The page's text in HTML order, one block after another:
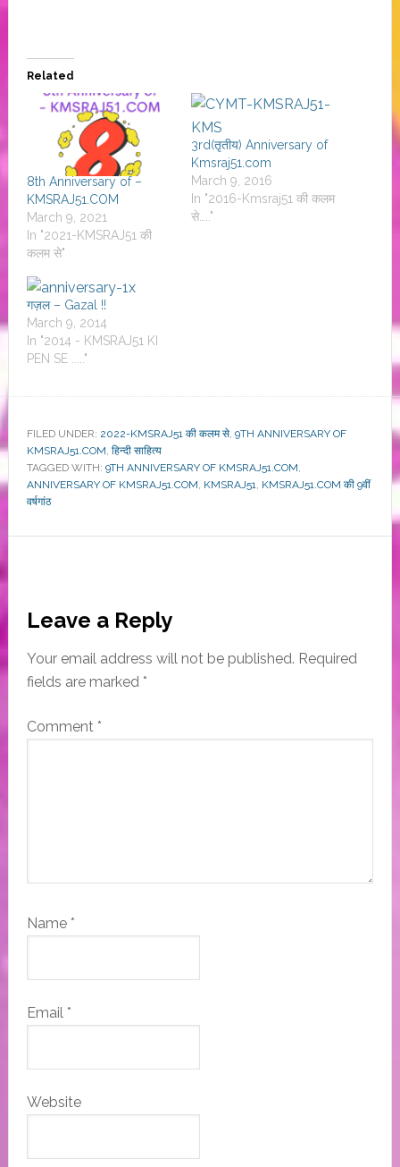
Related
8th Anniversary of –
KMSRAJ51.COM
March 9, 2021
In "2021-KMSRAJ51 की
कलम से"
3rd(तृतीय) Anniversary of
Kmsraj51.com
March 9, 2016
In "2016-Kmsraj51 की कलम
से….."
गज़ल – Gazal !!
March 9, 2014
In "2014 - KMSRAJ51 KI
PEN SE ....."
FILED UNDER: 2022-KMSRAJ51 की कलम से, 9TH ANNIVERSARY OF
KMSRAJ51.COM, हिन्दी साहित्य
TAGGED WITH: 9TH ANNIVERSARY OF KMSRAJ51.COM,
ANNIVERSARY OF KMSRAJ51.COM, KMSRAJ51, KMSRAJ51.COM की 9वीं
वर्षगांठ
Reader
Interactions
Leave a Reply
Your email address will not be published. Required
fields are marked *
Comment *
Name *
Email *
Website